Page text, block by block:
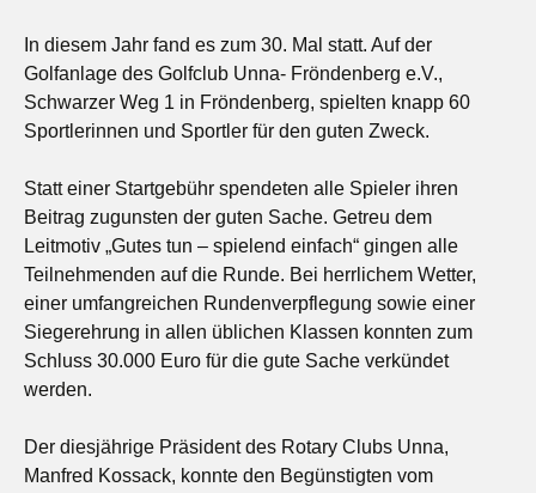
In diesem Jahr fand es zum 30. Mal statt. Auf der
Golfanlage des Golfclub Unna- Fröndenberg e.V.,
Schwarzer Weg 1 in Fröndenberg, spielten knapp 60
Sportlerinnen und Sportler für den guten Zweck.
Statt einer Startgebühr spendeten alle Spieler ihren
Beitrag zugunsten der guten Sache. Getreu dem
Leitmotiv „Gutes tun – spielend einfach“ gingen alle
Teilnehmenden auf die Runde. Bei herrlichem Wetter,
einer umfangreichen Rundenverpflegung sowie einer
Siegerehrung in allen üblichen Klassen konnten zum
Schluss 30.000 Euro für die gute Sache verkündet
werden.
Der diesjährige Präsident des Rotary Clubs Unna,
Manfred Kossack, konnte den Begünstigten vom